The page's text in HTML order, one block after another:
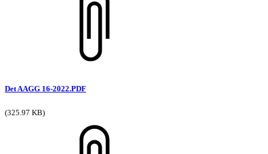
Det AAGG 16-2022.PDF
(325.97 KB)